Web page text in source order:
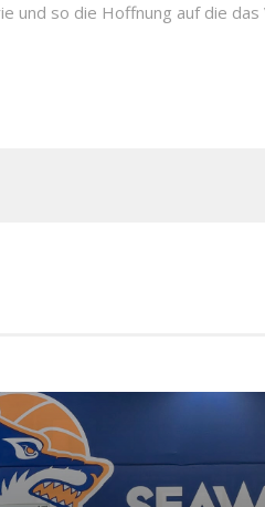
und so die Hoffnung auf die